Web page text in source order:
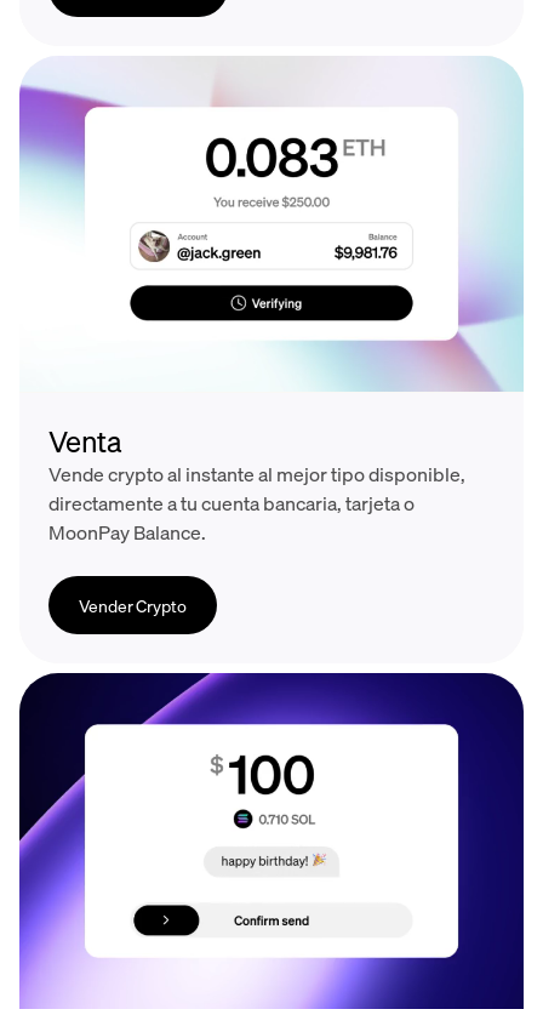
Venta
Vende crypto al instante al mejor tipo disponible,
directamente a tu cuenta bancaria, tarjeta o
MoonPay Balance.
Vender Crypto